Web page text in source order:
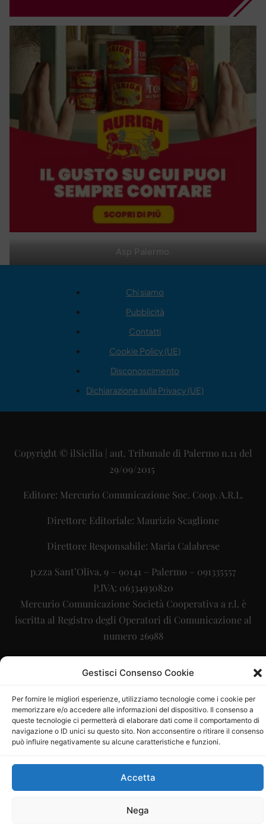
Gestisci Consenso Cookie
Per fornire le migliori esperienze, utilizziamo tecnologie come i cookie per
memorizzare e/o accedere alle informazioni del dispositivo. Il consenso a
queste tecnologie ci permetterà di elaborare dati come il comportamento di
navigazione o ID unici su questo sito. Non acconsentire o ritirare il consenso
può influire negativamente su alcune caratteristiche e funzioni.
Accetta
Nega
Asp Palermo
Chi siamo
Pubblicità
Contatti
Cookie Policy (UE)
Disconoscimento
Dichiarazione sulla Privacy (UE)
Copyright © ilSicilia | aut. Tribunale di Palermo n.11 del
29/09/2015
Editore: Mercurio Comunicazione Soc. Coop. A.R.L.
Direttore Editoriale: Maurizio Scaglione
Direttore Responsabile: Maria Calabrese
p.zza Sant’Oliva, 9 – 90141 – Palermo – 091335557
P.IVA: 06334930820
Mercurio Comunicazione Società Cooperativa a r.l. è
iscritta al Registro degli Operatori di Comunicazione al
numero 26988